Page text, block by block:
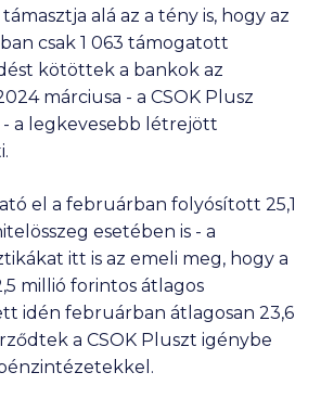
alá az a tény is, hogy az
csak 1 063 támogatott
kötöttek a bankok az
márciusa - a CSOK Plusz
- a legkevesebb létrejött
el a februárban folyósított 25,1
esetében is - a
itt is az emeli meg, hogy a
millió forintos átlagos
idén februárban átlagosan 23,6
a CSOK Pluszt igénybe